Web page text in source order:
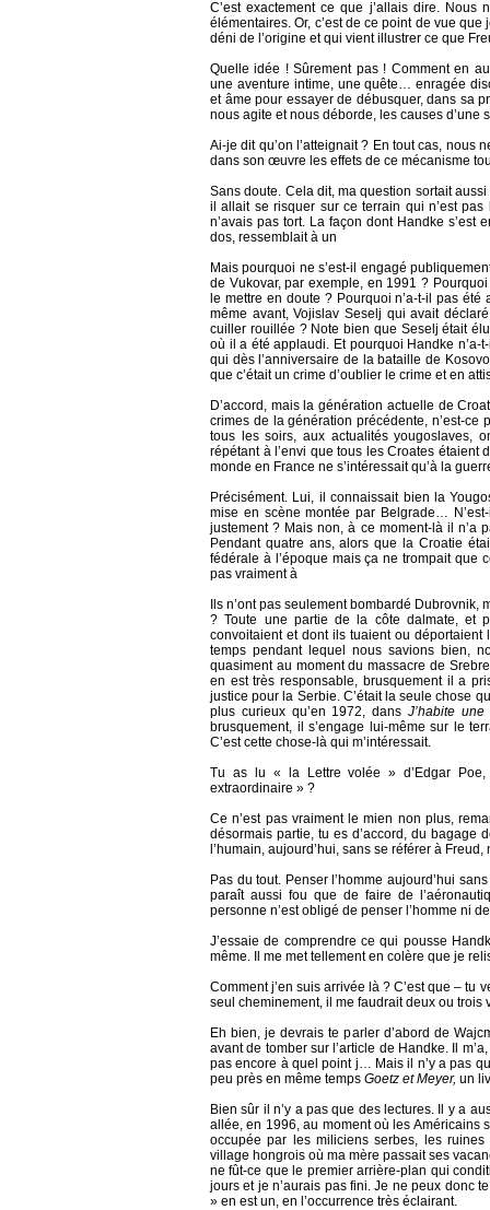
C’est exactement ce que j’allais dire.
élémentaires. Or, c’est de ce point de vue
déni de l’origine et qui vient illustrer ce que
Quelle idée ! Sûrement pas ! Comment en
une aventure intime, une quête… enragée
et âme pour essayer de débusquer, dans sa
nous agite et nous déborde, les causes d’une
Ai-je dit qu’on l’atteignait ? En tout cas, nous
dans son œuvre les effets de ce mécanisme
Sans doute. Cela dit, ma question sortait
il allait se risquer sur ce terrain qui n’est
n’avais pas tort. La façon dont Handke
dos, ressemblait à un
Mais pourquoi ne s’est-il engagé
de Vukovar, par exemple, en 1991 ?
le mettre en doute ? Pourquoi n’a-t-il pas
même avant, Vojislav Seselj qui avait
cuiller rouillée ? Note bien que Seselj était
où il a été applaudi. Et pourquoi Handke n’a-
qui dès l’anniversaire de la bataille de
que c’était un crime d’oublier le crime et en
D’accord, mais la génération actuelle de
crimes de la génération précédente, n’est-ce
tous les soirs, aux actualités yougoslaves,
répétant à l’envi que tous les Croates étaient
monde en France ne s’intéressait qu’à la
Précisément. Lui, il connaissait bien la
mise en scène montée par Belgrade…
justement ? Mais non, à ce moment-là il n’a
Pendant quatre ans, alors que la Croatie
fédérale à l’époque mais ça ne trompait que
pas vraiment à
Ils n’ont pas seulement bombardé
? Toute une partie de la côte dalmate, et
convoitaient et dont ils tuaient ou
temps pendant lequel nous savions bien,
quasiment au moment du massacre de
en est très responsable, brusquement il a
justice pour la Serbie. C’était la seule chose
plus curieux qu’en 1972, dansJ’habite une
brusquement, il s’engage lui-même sur le
C’est cette chose-là qui m’intéressait.
Tu as lu « la Lettre volée » d’Edgar
extraordinaire » ?
Ce n’est pas vraiment le mien non plus,
désormais partie, tu es d’accord, du bagage
l’humain, aujourd’hui, sans se référer à Freud,
Pas du tout. Penser l’homme aujourd’hui
paraît aussi fou que de faire de
personne n’est obligé de penser l’homme ni
J’essaie de comprendre ce qui pousse
même. Il me met tellement en colère que je
Comment j’en suis arrivée là ? C’est que – tu
seul cheminement, il me faudrait deux ou trois
Eh bien, je devrais te parler d’abord de
avant de tomber sur l’article de Handke. Il
pas encore à quel point j… Mais il n’y a pas
peu près en même temps Goetz et Meyer, un
Bien sûr il n’y a pas que des lectures. Il y a
allée, en 1996, au moment où les Américains
occupée par les miliciens serbes, les
village hongrois où ma mère passait ses
ne fût-ce que le premier arrière-plan qui
jours et je n’aurais pas fini. Je ne peux donc
» en est un, en l’occurrence très éclairant.